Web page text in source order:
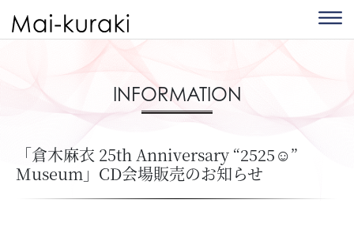
INFORMATION
「倉木麻衣 25th Anniversary “2525☺”
Museum」CD会場販売のお知らせ